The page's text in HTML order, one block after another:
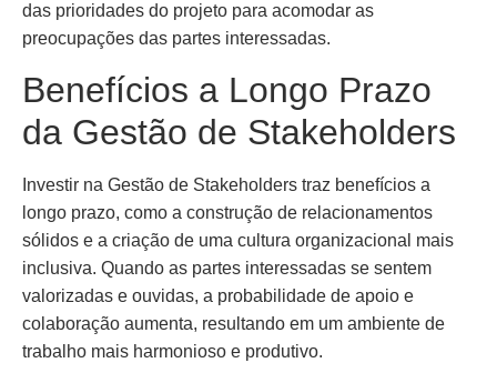
das prioridades do projeto para acomodar as
preocupações das partes interessadas.
Benefícios a Longo Prazo
da Gestão de Stakeholders
Investir na Gestão de Stakeholders traz benefícios a
longo prazo, como a construção de relacionamentos
sólidos e a criação de uma cultura organizacional mais
inclusiva. Quando as partes interessadas se sentem
valorizadas e ouvidas, a probabilidade de apoio e
colaboração aumenta, resultando em um ambiente de
trabalho mais harmonioso e produtivo.